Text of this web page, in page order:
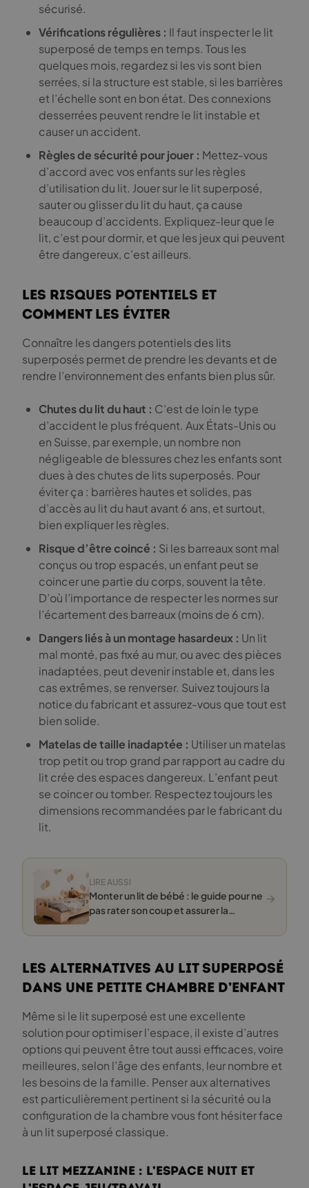
sécurisé.
Vérifications régulières : Il faut inspecter le lit
superposé de temps en temps. Tous les
quelques mois, regardez si les vis sont bien
serrées, si la structure est stable, si les barrières
et l’échelle sont en bon état. Des connexions
desserrées peuvent rendre le lit instable et
causer un accident.
Règles de sécurité pour jouer : Mettez-vous
d’accord avec vos enfants sur les règles
d’utilisation du lit. Jouer sur le lit superposé,
sauter ou glisser du lit du haut, ça cause
beaucoup d’accidents. Expliquez-leur que le
lit, c’est pour dormir, et que les jeux qui peuvent
être dangereux, c’est ailleurs.
Les risques potentiels et
comment les éviter
Connaître les dangers potentiels des lits
superposés permet de prendre les devants et de
rendre l’environnement des enfants bien plus sûr.
Chutes du lit du haut : C’est de loin le type
d’accident le plus fréquent. Aux États-Unis ou
en Suisse, par exemple, un nombre non
négligeable de blessures chez les enfants sont
dues à des chutes de lits superposés. Pour
éviter ça : barrières hautes et solides, pas
d’accès au lit du haut avant 6 ans, et surtout,
bien expliquer les règles.
Risque d’être coincé : Si les barreaux sont mal
conçus ou trop espacés, un enfant peut se
coincer une partie du corps, souvent la tête.
D’où l’importance de respecter les normes sur
l’écartement des barreaux (moins de 6 cm).
Dangers liés à un montage hasardeux : Un lit
mal monté, pas fixé au mur, ou avec des pièces
inadaptées, peut devenir instable et, dans les
cas extrêmes, se renverser. Suivez toujours la
notice du fabricant et assurez-vous que tout est
bien solide.
Matelas de taille inadaptée : Utiliser un matelas
trop petit ou trop grand par rapport au cadre du
lit crée des espaces dangereux. L’enfant peut
se coincer ou tomber. Respectez toujours les
dimensions recommandées par le fabricant du
lit.
LIRE AUSSI
Monter un lit de bébé : le guide pour ne
pas rater son coup et assurer la
→
Les alternatives au lit superposé
dans une petite chambre d’enfant
Même si le lit superposé est une excellente
solution pour optimiser l’espace, il existe d’autres
options qui peuvent être tout aussi efficaces, voire
meilleures, selon l’âge des enfants, leur nombre et
les besoins de la famille. Penser aux alternatives
est particulièrement pertinent si la sécurité ou la
configuration de la chambre vous font hésiter face
à un lit superposé classique.
Le lit mezzanine : l’espace nuit et